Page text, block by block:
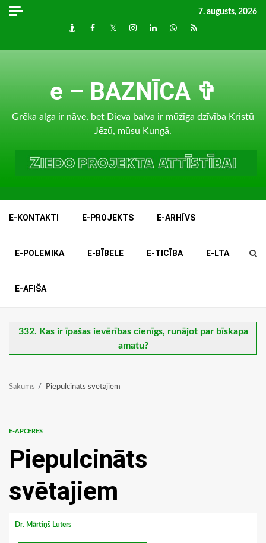
Skip
7. augusts, 2026
DraugiemFacebook
TwitterInstagram
LinkedInwhatsapp
RSS
e – BAZNĪCA ✞
Grēka alga ir nāve, bet Dieva balva ir mūžīga dzīvība Kristū
Jēzū, mūsu Kungā.
E-KONTAKTI E-PROJEKTS E-ARHĪVS
E-POLEMIKA E-BĪBELE E-TICĪBA E-LTA
E-AFIŠA
332. Kas ir īpašas ievērības cienīgs, runājot par bīskapa
amatu?
Sākums Piepulcināts svētajiem
E-APCERES
Piepulcināts
svētajiem
Dr. Mārtiņš Luters